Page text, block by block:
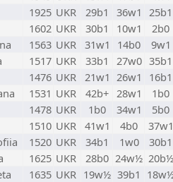
1925 UKR 29b1 36w1 25b1
1602 UKR 30b1 10w1
2b0
1563 UKR 31w1 14b0
9w1
1517 UKR 33b1 27w0 35b1
1476 UKR 21w1 26w1
16b1
1531 UKR 42b+ 28w1
1b0
1478 UKR 1b0 34w1
5b0
1510 UKR 41w1 4b0
37w1
1520 UKR 34b1 1w0
30b1
1625 UKR 28b0 24w½ 20b½
1635 UKR 19w½ 39b1